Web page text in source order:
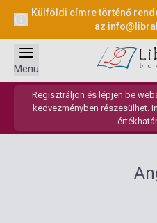
Külföldi címre történő
az
Regisztráljon és lépjen be
kedvezményben részesülhet.
Menü